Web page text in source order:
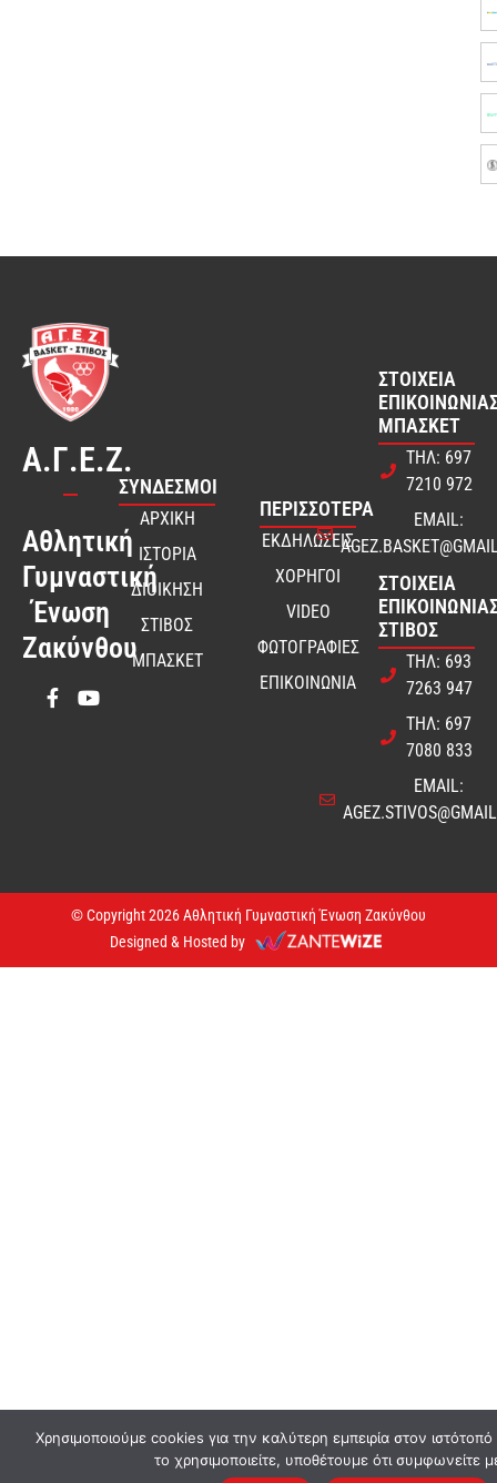
Α.Γ.Ε.Ζ.
Αθλητική
Γυμναστική
Ένωση
Ζακύνθου
ΣΎΝΔΕΣΜΟΙ
ΑΡΧΙΚΗ
ΙΣΤΟΡΙΑ
ΔΙΟΙΚΗΣΗ
ΣΤΙΒΟΣ
ΜΠΑΣΚΕΤ
ΠΕΡΙΣΣΟΤΕΡΑ
ΕΚΔΗΛΩΣΕΙΣ
ΧΟΡΗΓΟΙ
VIDEO
ΦΩΤΟΓΡΑΦΙΕΣ
ΕΠΙΚΟΙΝΩΝΙΑ
ΣΤΟΙΧΕΊΑ
ΜΠΆΣΚΕΤ
ΤΗΛ: 697
7210 972
EMAIL:
ΣΤΟΙΧΕΊΑ
ΣΤΊΒΟΣ
ΤΗΛ: 693
7263 947
ΤΗΛ: 697
7080 833
EMAIL:
© Copyright 2026 Αθλητική Γυμναστική Ένωση Ζακύνθου
Designed & Hosted by
Χρησιμοποιούμε cookies για την καλύτερη εμπειρία στον
το χρησιμοποιείτε, υποθέτουμε ότι συμφωνείτε